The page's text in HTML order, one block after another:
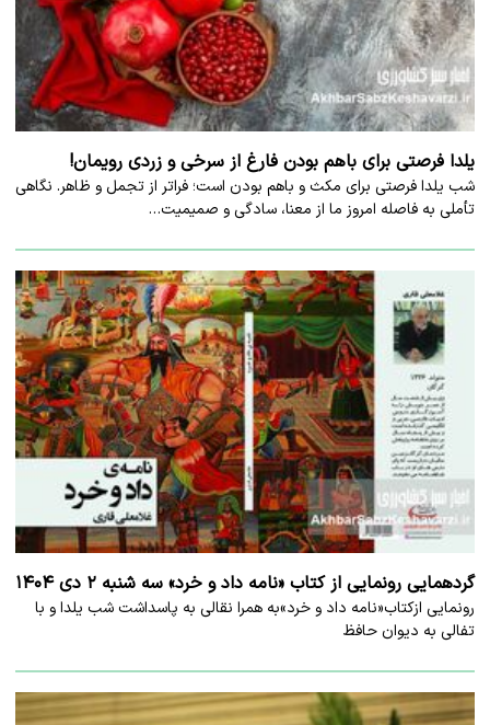
یلدا فرصتی برای باهم بودن فارغ از سرخی و زردی رویمان!
شب یلدا فرصتی برای مکث و باهم بودن است؛ فراتر از تجمل و ظاهر. نگاهی
تأملی به فاصله امروز ما از معنا، سادگی و صمیمیت…
گردهمایی رونمایی از کتاب «نامه داد و خرد» سه شنبه ۲ دی ۱۴۰۴
رونمایی ازکتاب«نامه داد و خرد»به همرا نقالی به پاسداشت شب یلدا و با
تفالی به دیوان حافظ